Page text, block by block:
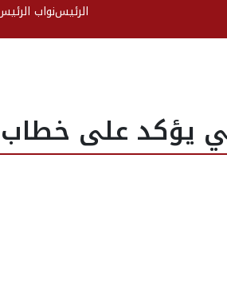
الرئیسنواب
يؤكد على خطاب